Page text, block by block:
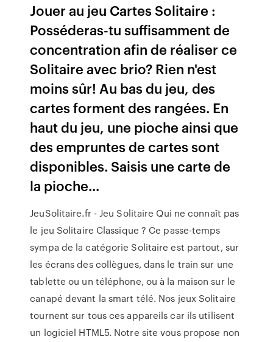
Jouer au jeu Cartes Solitaire :
Posséderas-tu suffisamment de
concentration afin de réaliser ce
Solitaire avec brio? Rien n'est
moins sûr! Au bas du jeu, des
cartes forment des rangées. En
haut du jeu, une pioche ainsi que
des empruntes de cartes sont
disponibles. Saisis une carte de
la pioche...
JeuSolitaire.fr - Jeu Solitaire Qui ne connaît pas
le jeu Solitaire Classique ? Ce passe-temps
sympa de la catégorie Solitaire est partout, sur
les écrans des collègues, dans le train sur une
tablette ou un téléphone, ou à la maison sur le
canapé devant la smart télé. Nos jeux Solitaire
tournent sur tous ces appareils car ils utilisent
un logiciel HTML5. Notre site vous propose non